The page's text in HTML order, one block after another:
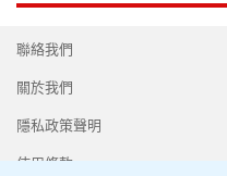
聯絡我們
關於我們
隱私政策聲明
使用條款